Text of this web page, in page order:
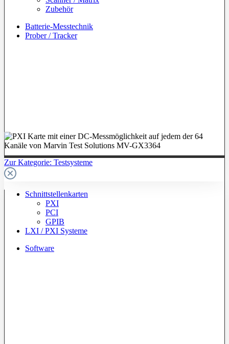
Zubehör
Batterie-Messtechnik
Prober / Tracker
Zur Kategorie: Testsysteme
Schnittstellenkarten
PXI
PCI
GPIB
LXI / PXI Systeme
Software